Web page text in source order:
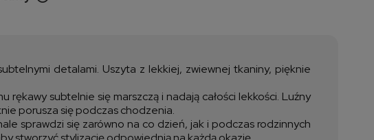
detalami. Uszyta z lekkiej, zwiewnej tkaniny, pięknie
subtelnie się marszczą i nadają całości lekkości. Luźny
porusza się podczas chodzenia.
sprawdzi się zarówno na co dzień, jak i podczas rodzinnych